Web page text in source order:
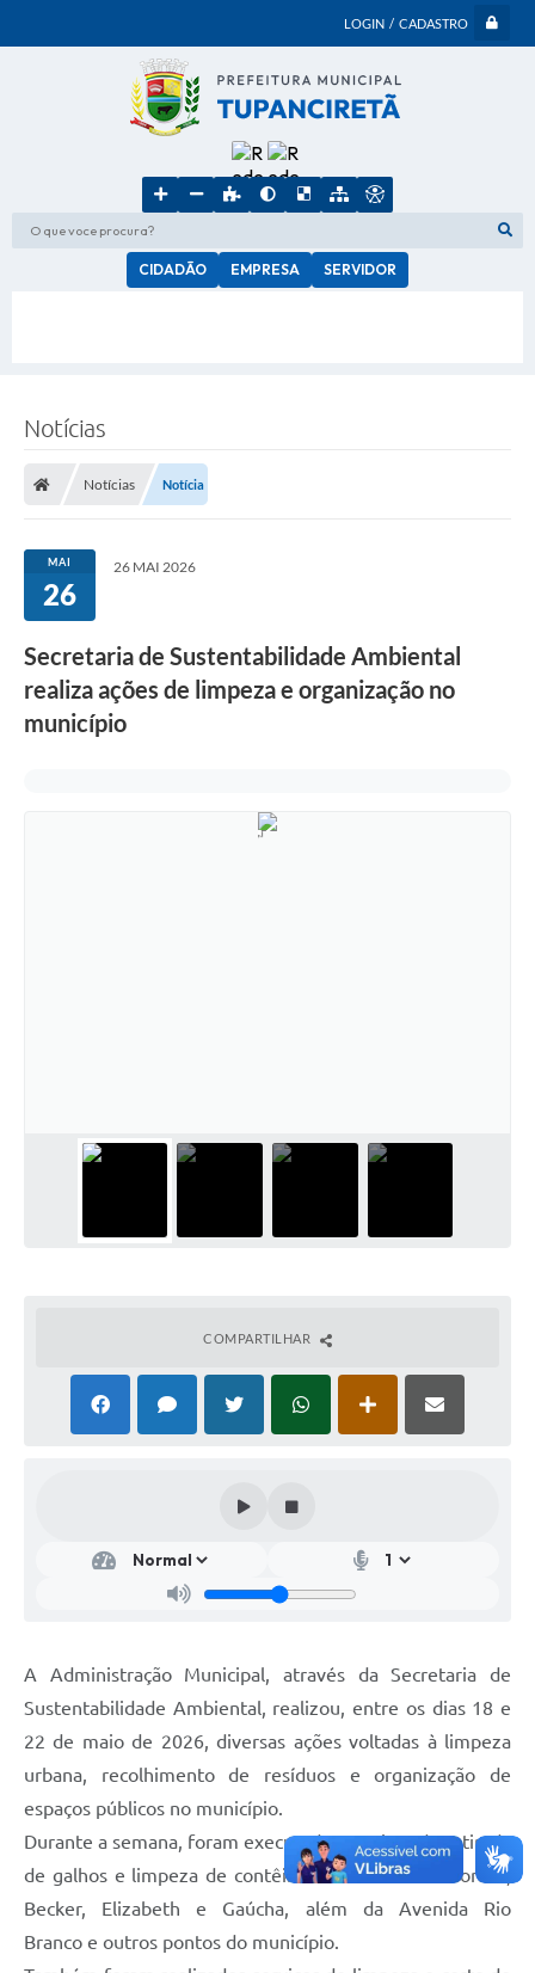
LOGIN / CADASTRO
O que voce procura?
CIDADÃO EMPRESA SERVIDOR
Notícias
Notícias Notícia
MAI
26
26 MAI 2026
Secretaria de Sustentabilidade Ambiental
realiza ações de limpeza e organização no
município
COMPARTILHAR
A Administração Municipal, através da Secretaria de
Sustentabilidade Ambiental, realizou, entre os dias 18 e
22 de maio de 2026, diversas ações voltadas à limpeza
urbana, recolhimento de resíduos e organização de
espaços públicos no município.
Durante a semana, foram executados serviços de retirada
de galhos e limpeza de contêineres nos bairros Moraes,
Becker, Elizabeth e Gaúcha, além da Avenida Rio
Branco e outros pontos do município.